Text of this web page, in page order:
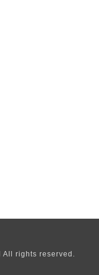
All rights reserved .